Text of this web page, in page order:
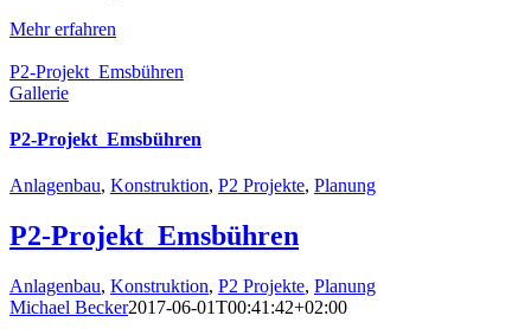
Mehr erfahren
P2-Projekt_Emsbühren
Gallerie
P2-Projekt_Emsbühren
Anlagenbau, Konstruktion, P2 Projekte, Planung
P2-Projekt_Emsbühren
Anlagenbau, Konstruktion, P2 Projekte, Planung
Michael Becker2017-06-01T00:41:42+02:00